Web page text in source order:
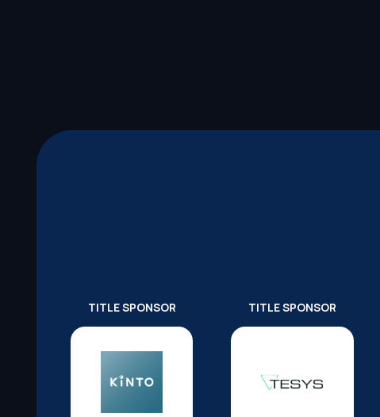
TITLE SPONSOR TITLE SPONSOR